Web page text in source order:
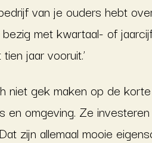
van je ouders hebt
met kwartaal- of
jaar vooruit.’
niet gek maken op de
en omgeving. Ze
zijn allemaal mooie